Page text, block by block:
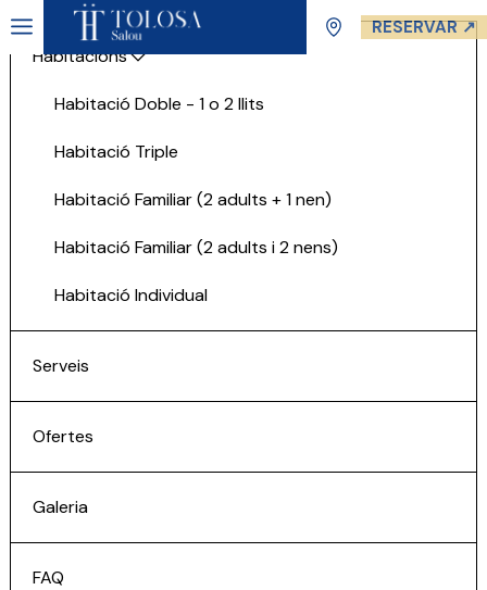
RESERVAR ↗
Habitacions
Habitació Doble - 1 o 2 llits
Habitació Triple
Habitació Familiar (2 adults + 1 nen)
Habitació Familiar (2 adults i 2 nens)
Habitació Individual
Serveis
Ofertes
Galeria
FAQ